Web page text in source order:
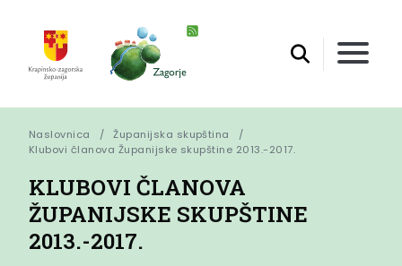
Naslovnica
Županijska skupština
Klubovi članova Županijske skupštine 2013.-2017.
KLUBOVI ČLANOVA
ŽUPANIJSKE SKUPŠTINE
2013.-2017.